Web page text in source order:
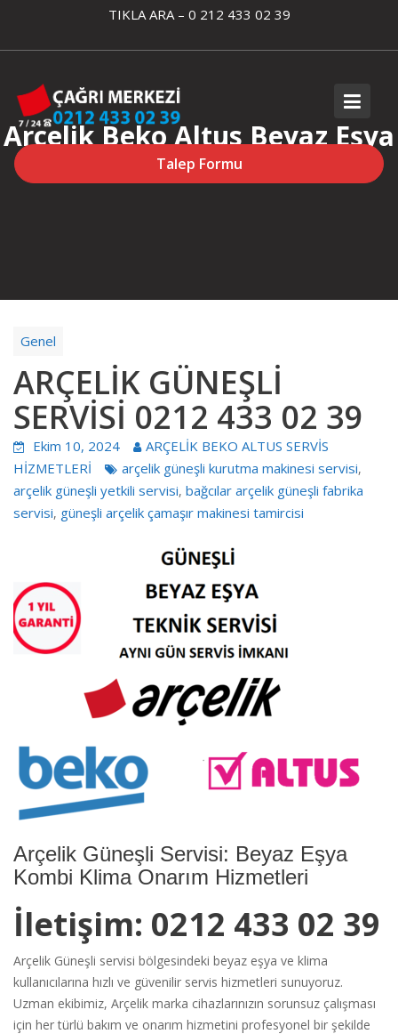
content
TIKLA ARA – 0 212 433 02 39
Talep Formu
Arçelik Beko Altus Beyaz Eşya
Servisi
Genel
ARÇELİK GÜNEŞLİ
SERVİSİ 0212 433 02 39
Ekim 10, 2024
ARÇELİK BEKO ALTUS SERVİS
HİZMETLERİ
arçelik güneşli kurutma makinesi servisi,
arçelik güneşli yetkili servisi, bağcılar arçelik güneşli fabrika
servisi, güneşli arçelik çamaşır makinesi tamircisi
Arçelik Güneşli Servisi: Beyaz Eşya
Kombi Klima Onarım Hizmetleri
İletişim: 0212 433 02 39
Arçelik Güneşli servisi bölgesindeki beyaz eşya ve klima
kullanıcılarına hızlı ve güvenilir servis hizmetleri sunuyoruz.
Uzman ekibimiz, Arçelik marka cihazlarınızın sorunsuz çalışması
için her türlü bakım ve onarım hizmetini profesyonel bir şekilde